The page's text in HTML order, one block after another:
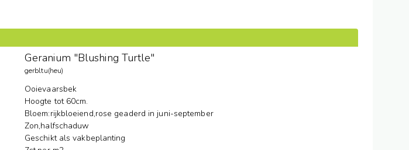
Geranium "Blushing Turtle"
gerbltu(heu)
Ooievaarsbek
Hoogte tot 60cm.
Bloem:rijkbloeiend,rose geaderd in juni-september
Zon,halfschaduw
Geschikt als vakbeplanting